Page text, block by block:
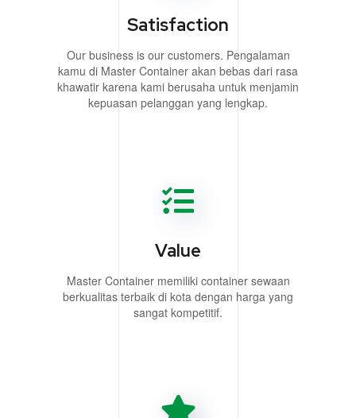
Satisfaction
Our business is our customers. Pengalaman
kamu di Master Container akan bebas dari rasa
khawatir karena kami berusaha untuk menjamin
kepuasan pelanggan yang lengkap.
Value
Master Container memiliki container sewaan
berkualitas terbaik di kota dengan harga yang
sangat kompetitif.